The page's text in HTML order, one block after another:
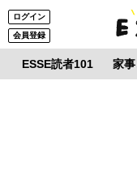
ログイン
会員登録
ESSE読者101 家